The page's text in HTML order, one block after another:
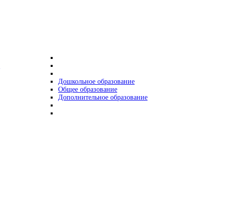
Дошкольное образование
Общее образование
Дополнительное образование